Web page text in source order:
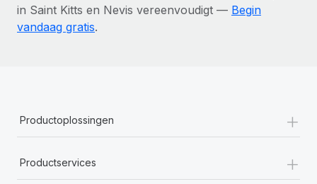
in Saint Kitts en Nevis vereenvoudigt — Begin
vandaag gratis.
Productoplossingen +
Productservices +